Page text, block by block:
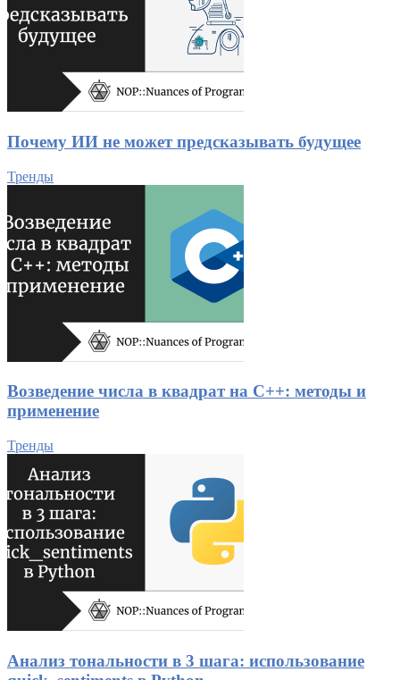
Почему ИИ не может предсказывать будущее
Тренды
Возведение числа в квадрат на C++: методы и
применение
Тренды
Анализ тональности в 3 шага: использование